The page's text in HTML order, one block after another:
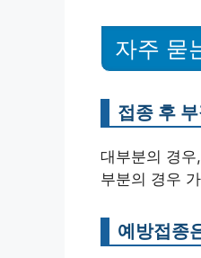
자주 묻
접종 후
대부분의 경
부분의 경우
예방접종